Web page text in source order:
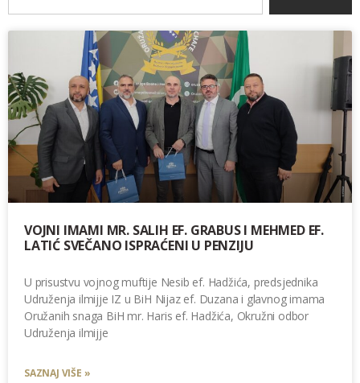
VOJNI IMAMI MR. SALIH EF. GRABUS I MEHMED EF.
LATIĆ SVEČANO ISPRAĆENI U PENZIJU
U prisustvu vojnog muftije Nesib ef. Hadžića, predsjednika
Udruženja ilmijje IZ u BiH Nijaz ef. Duzana i glavnog imama
Oružanih snaga BiH mr. Haris ef. Hadžića, Okružni odbor
Udruženja ilmijje
SAZNAJ VIŠE »